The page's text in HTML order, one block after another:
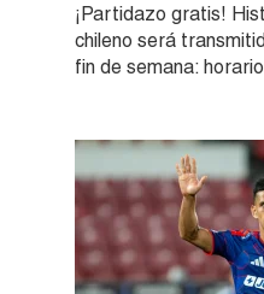
¡Partidazo gratis!
chileno será
fin de semana: